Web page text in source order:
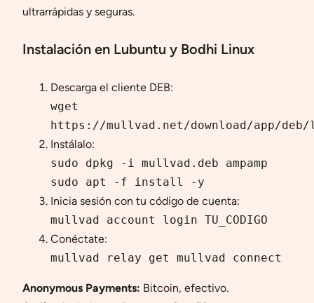
ultrarrápidas y seguras.
Instalación en Lubuntu y Bodhi Linux
Descarga el cliente DEB:
wget
https://mullvad.net/download/app/
Instálalo:
sudo dpkg -i mullvad.deb ampamp
sudo apt -f install -y
Inicia sesión con tu código de cuenta:
mullvad account login TU_CODIGO
Conéctate:
mullvad relay get mullvad connect
Anonymous Payments: Bitcoin, efectivo.